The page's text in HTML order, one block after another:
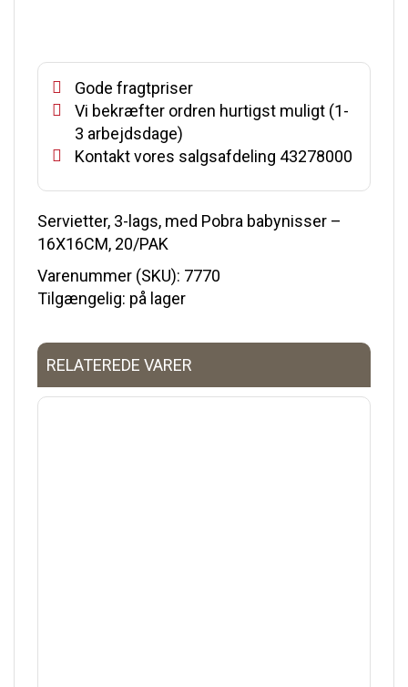
Gode fragtpriser
Vi bekræfter ordren hurtigst muligt (1-
3 arbejdsdage)
Kontakt vores salgsafdeling 43278000
Servietter, 3-lags, med Pobra babynisser –
16X16CM, 20/PAK
Varenummer (SKU): 7770
Tilgængelig: på lager
RELATEREDE VARER